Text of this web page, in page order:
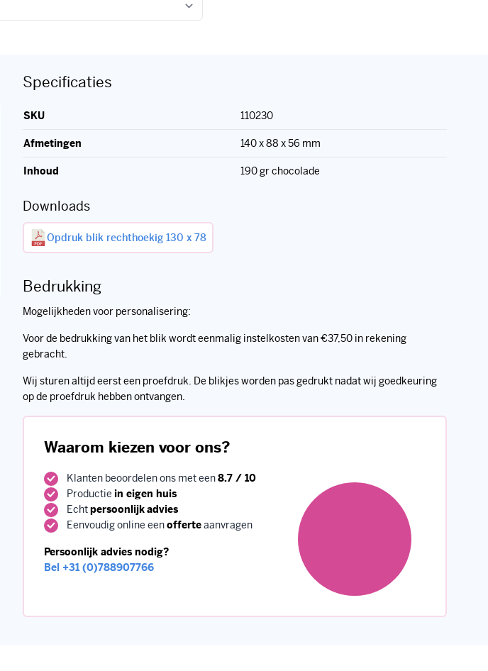
Specificaties
SKU 110230
Afmetingen 140 x 88 x 56 mm
Inhoud 190 gr chocolade
Downloads
Opdruk blik rechthoekig 130 x 78
Bedrukking
Mogelijkheden voor personalisering:
Voor de bedrukking van het blik wordt eenmalig instelkosten van €37,50 in rekening
gebracht.
Wij sturen altijd eerst een proefdruk. De blikjes worden pas gedrukt nadat wij goedkeuring
op de proefdruk hebben ontvangen.
Waarom kiezen voor ons?
Klanten beoordelen ons met een8.7 / 10
Productie in eigen huis
Echtpersoonlijkadvies
Eenvoudig online eenofferteaanvragen
Persoonlijk advies nodig?
Bel +31 (0)788907766